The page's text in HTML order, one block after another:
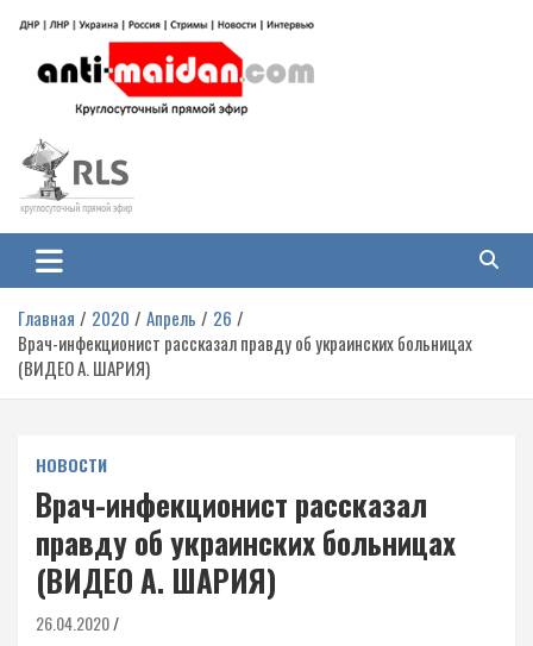
содержимому
Антимайдан: Гражданская война
на Украине
гражданской войне на Украине, включая события в Новороссии, ДНР,
ЛНР и других регионах.
Главная 2020 Апрель
26
Врач-инфекционист рассказал правду об украинских больницах
(ВИДЕО А. ШАРИЯ)
НОВОСТИ
Врач-инфекционист рассказал
правду об украинских больницах
(ВИДЕО А. ШАРИЯ)
26.04.2020